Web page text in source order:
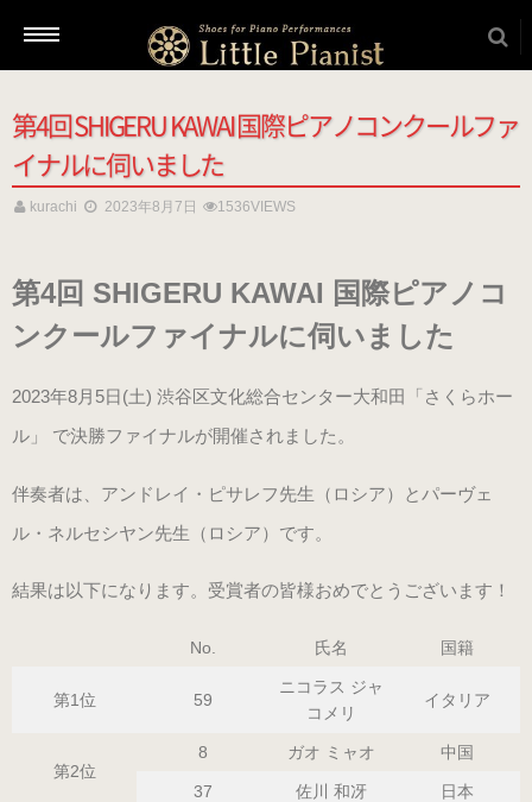
新着情報
本番用（ヒール高2cm）
（ブラック・エナメル）
（22.5～26.0cm）
ローヒール 子供サイズ
（21.0～22.0cm）
（シャンパン・スムース）
第4回 SHIGERU KAWAI 国際ピアノコンクールファ
イナルに伺いました
kurachi 2023年8月7日 1536VIEWS
第4回 SHIGERU KAWAI 国際ピアノコ
ンクールファイナルに伺いました
2023年8月5日(土) 渋谷区文化総合センター大和田「さくらホー
ル」 で決勝ファイナルが開催されました。
伴奏者は、アンドレイ・ピサレフ先生（ロシア）とパーヴェ
ル・ネルセシヤン先生（ロシア）です。
結果は以下になります。受賞者の皆様おめでとうございます！
No. 氏名 国籍
第1位 59
ニコラス ジャ
コメリ
イタリア
第2位
8 ガオ ミャオ 中国
37 佐川 和冴 日本